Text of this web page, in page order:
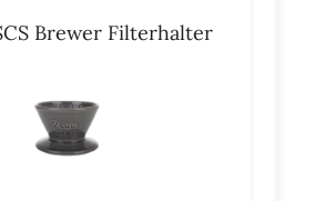
Brewer Filterhalter